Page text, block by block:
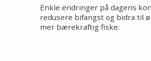
Enkle endringer på dagens
redusere bifangst og bidra til
mer bærekraftig fiske.